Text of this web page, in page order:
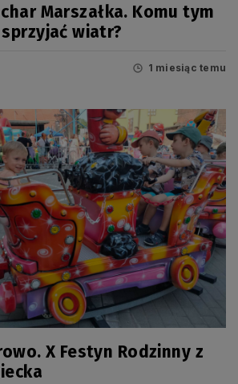
Marszałka. Komu tym
wiatr?
1 miesiąc temu
X Festyn Rodzinny z